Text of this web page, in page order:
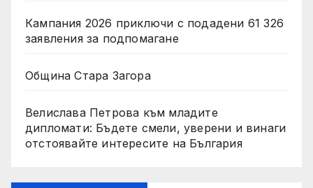
Кампания 2026 приключи с подадени 61 326
заявления за подпомагане
Община Стара Загора
Велислава Петрова към младите
дипломати: Бъдете смели, уверени и винаги
отстоявайте интересите на България